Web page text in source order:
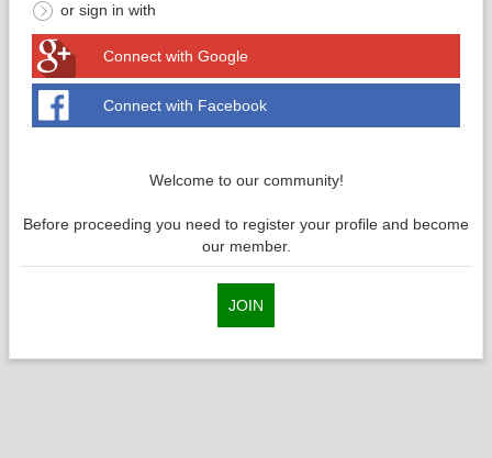
or sign in with
Connect with Google
Connect with Facebook
Welcome to our community!
Before proceeding you need to register your profile and become
our member.
JOIN